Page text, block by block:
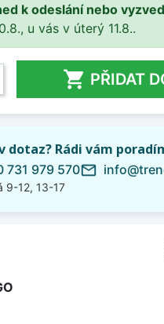
k odeslání nebo
u vás v úterý 11.8..
 PŘIDAT
dotaz? Rádi vám
731 979 570
9-12, 13-17
mail_outline